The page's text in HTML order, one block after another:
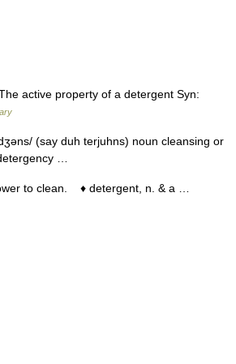
active property of a detergent Syn:
(say duh terjuhns) noun cleansing or
…
to clean. ♦ detergent, n. & a …